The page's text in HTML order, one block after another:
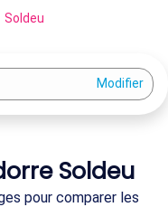
Soldeu
Soldeu
pour comparer les